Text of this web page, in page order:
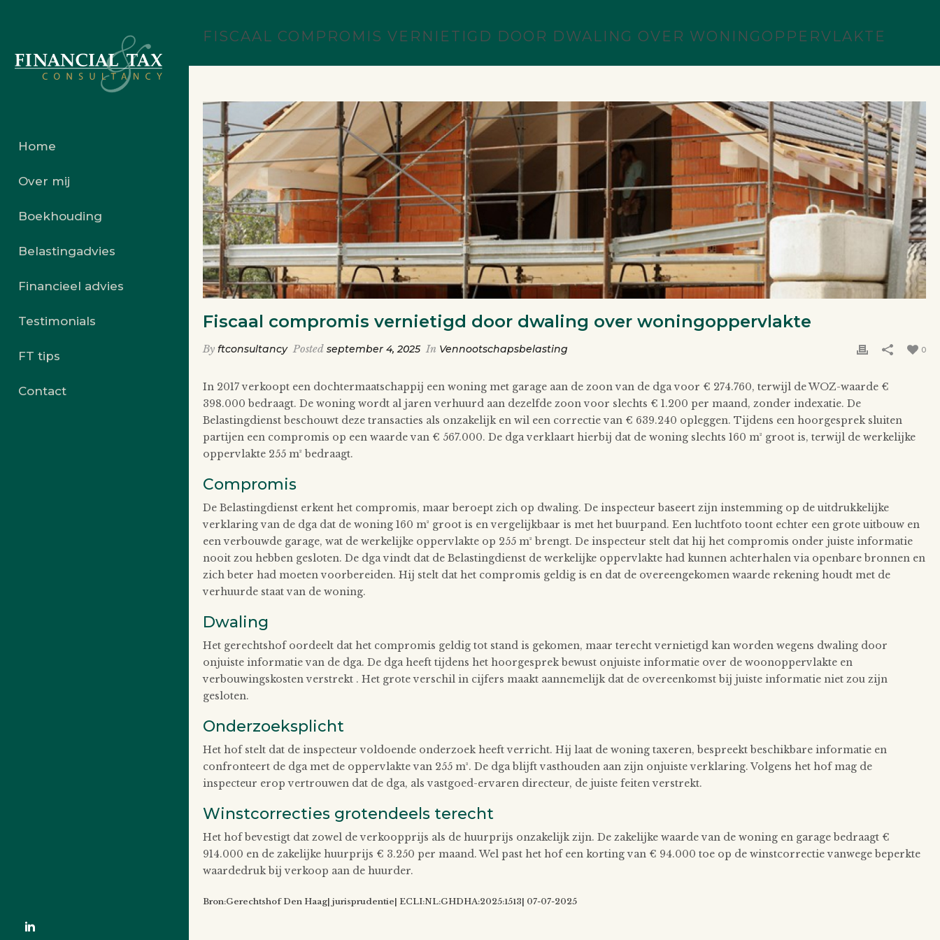
Home
Over mij
Boekhouding
Belastingadvies
Financieel advies
Testimonials
FT tips
Contact
FISCAAL COMPROMIS VERNIETIGD DOOR DWALING OVER WONINGOPPERVLAKTE
Fiscaal compromis vernietigd door dwaling over woningoppervlakte
By ftconsultancy Posted september 4, 2025 In Vennootschapsbelasting 0
In 2017 verkoopt een dochtermaatschappij een woning met garage aan de zoon van de dga voor € 274.760, terwijl de WOZ-waarde €
398.000 bedraagt. De woning wordt al jaren verhuurd aan dezelfde zoon voor slechts € 1.200 per maand, zonder indexatie. De
Belastingdienst beschouwt deze transacties als onzakelijk en wil een correctie van € 639.240 opleggen. Tijdens een hoorgesprek sluiten
partijen een compromis op een waarde van € 567.000. De dga verklaart hierbij dat de woning slechts 160 m² groot is, terwijl de werkelijke
oppervlakte 255 m² bedraagt.
Compromis
De Belastingdienst erkent het compromis, maar beroept zich op dwaling. De inspecteur baseert zijn instemming op de uitdrukkelijke
verklaring van de dga dat de woning 160 m² groot is en vergelijkbaar is met het buurpand. Een luchtfoto toont echter een grote uitbouw en
een verbouwde garage, wat de werkelijke oppervlakte op 255 m² brengt. De inspecteur stelt dat hij het compromis onder juiste informatie
nooit zou hebben gesloten. De dga vindt dat de Belastingdienst de werkelijke oppervlakte had kunnen achterhalen via openbare bronnen en
zich beter had moeten voorbereiden. Hij stelt dat het compromis geldig is en dat de overeengekomen waarde rekening houdt met de
verhuurde staat van de woning.
Dwaling
Het gerechtshof oordeelt dat het compromis geldig tot stand is gekomen, maar terecht vernietigd kan worden wegens dwaling door
onjuiste informatie van de dga. De dga heeft tijdens het hoorgesprek bewust onjuiste informatie over de woonoppervlakte en
verbouwingskosten verstrekt . Het grote verschil in cijfers maakt aannemelijk dat de overeenkomst bij juiste informatie niet zou zijn
gesloten.
Onderzoeksplicht
Het hof stelt dat de inspecteur voldoende onderzoek heeft verricht. Hij laat de woning taxeren, bespreekt beschikbare informatie en
confronteert de dga met de oppervlakte van 255 m². De dga blijft vasthouden aan zijn onjuiste verklaring. Volgens het hof mag de
inspecteur erop vertrouwen dat de dga, als vastgoed-ervaren directeur, de juiste feiten verstrekt.
Winstcorrecties grotendeels terecht
Het hof bevestigt dat zowel de verkoopprijs als de huurprijs onzakelijk zijn. De zakelijke waarde van de woning en garage bedraagt €
914.000 en de zakelijke huurprijs € 3.250 per maand. Wel past het hof een korting van € 94.000 toe op de winstcorrectie vanwege beperkte
waardedruk bij verkoop aan de huurder.
Bron:Gerechtshof Den Haag| jurisprudentie| ECLI:NL:GHDHA:2025:1513| 07-07-2025